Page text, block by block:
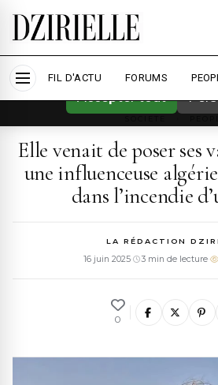
Nous utilisons des cookies
votre expérience et
Accepter tout
FIL D'ACTU FORUMS
Elle venait de poser ses
une influenceuse
dans l’incendie
LA RÉDACTION
16 juin 2025· 3 min de lecture·
0